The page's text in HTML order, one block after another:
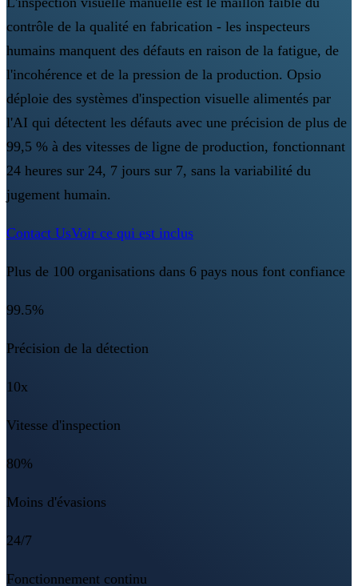
contrôle de la qualité en fabrication - les inspecteurs
humains manquent des défauts en raison de la fatigue, de
l'incohérence et de la pression de la production. Opsio
déploie des systèmes d'inspection visuelle alimentés par
l'AI qui détectent les défauts avec une précision de plus de
99,5 % à des vitesses de ligne de production, fonctionnant
24 heures sur 24, 7 jours sur 7, sans la variabilité du
jugement humain.
Contact UsVoir ce qui est inclus
Plus de 100 organisations dans 6 pays nous font confiance
99.5%
Précision de la détection
10x
Vitesse d'inspection
80%
Moins d'évasions
24/7
Fonctionnement continu